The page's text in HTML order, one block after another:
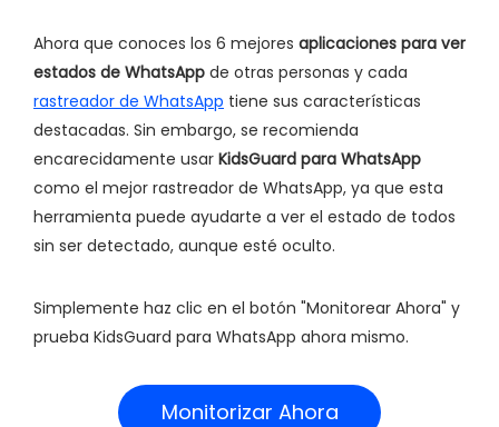
Ahora que conoces los 6 mejores aplicaciones para ver
estados de WhatsApp de otras personas y cada
rastreador de WhatsApp tiene sus características
destacadas. Sin embargo, se recomienda
encarecidamente usar KidsGuard para WhatsApp
como el mejor rastreador de WhatsApp, ya que esta
herramienta puede ayudarte a ver el estado de todos
sin ser detectado, aunque esté oculto.
Simplemente haz clic en el botón "Monitorear Ahora" y
prueba KidsGuard para WhatsApp ahora mismo.
Monitorizar Ahora